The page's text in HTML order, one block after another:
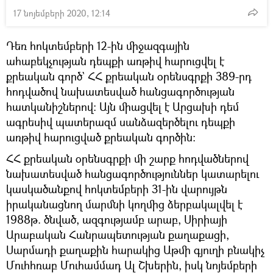
17 նոյեմբերի 2020, 12:14
Դեռ հոկտեմբերի 12-ին միջազգային
ահաբեկչության դեպքի առթիվ հարուցվել է
քրեական գործ` ՀՀ քրեական օրենսգրքի 389-րդ
հոդվածով նախատեսված հանցագործության
հատկանիշներով։ Այն միացվել է Արցախի դեմ
ագրեսիվ պատերազմ սանձազերծելու դեպքի
առթիվ հարուցված քրեական գործին։
ՀՀ քրեական օրենսգրքի մի շարք հոդվածներով
նախատեսված հանցագործություններ կատարելու
կասկածանքով հոկտեմբերի 31-ին վարույթն
իրականացնող մարմնի կողմից ձերբակալվել է
1988թ. ծնված, ազգությամբ արաբ, Սիրիայի
Արաբական Հանրապետության քաղաքացի,
Սարմադի քաղաքին հարակից Աթմի գյուղի բնակիչ
Մուհհռաբ Մուհամմադ Ալ Շխերին, իսկ նոյեմբերի